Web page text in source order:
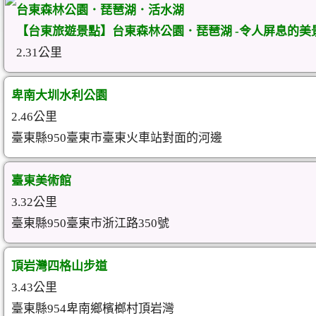
台東森林公園．琵琶湖．活水湖
【台東旅遊景點】台東森林公園．琵琶湖 -令人屏息的美
2.31公里
卑南大圳水利公園
2.46公里
臺東縣950臺東市臺東火車站對面的河邊
臺東美術館
3.32公里
臺東縣950臺東市浙江路350號
頂岩灣四格山步道
3.43公里
臺東縣954卑南鄉檳榔村頂岩灣